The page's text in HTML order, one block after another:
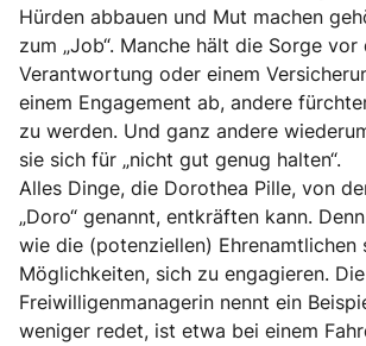
Hürden abbauen und Mut machen
zum „Job“. Manche hält die Sorge vor
Verantwortung oder einem
einem Engagement ab, andere
zu werden. Und ganz andere
sie sich für „nicht gut genug halten“.
Alles Dinge, die Dorothea Pille, von
„Doro“ genannt, entkräften kann.
wie die (potenziellen) Ehrenamtlichen
Möglichkeiten, sich zu engagieren.
Freiwilligenmanagerin nennt ein
weniger redet, ist etwa bei einem